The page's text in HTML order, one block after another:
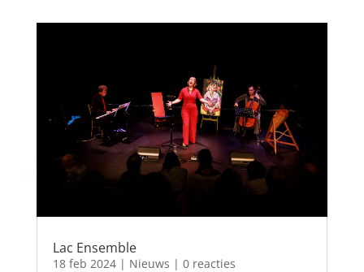
Lac Ensemble
18 feb 2024| Nieuws | 0 reacties